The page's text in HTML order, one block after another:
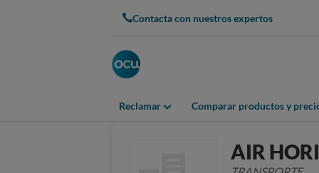
Contacta con nuestros expertos
Reclamar Comparar productos y
AIR